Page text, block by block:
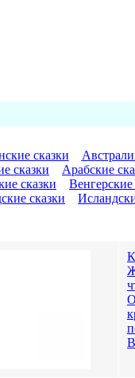
сказки
сказки
Арабские
сказки
Венгерские
сказки